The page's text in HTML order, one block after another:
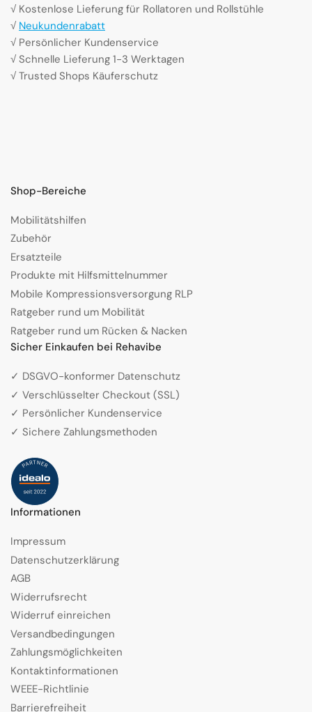
√ Kostenlose Lieferung für Rollatoren und Rollstühle
√ Neukundenrabatt
√ Persönlicher Kundenservice
√ Schnelle Lieferung 1-3 Werktagen
√ Trusted Shops Käuferschutz
Shop-Bereiche
Mobilitätshilfen
Zubehör
Ersatzteile
Produkte mit Hilfsmittelnummer
Mobile Kompressionsversorgung RLP
Ratgeber rund um Mobilität
Ratgeber rund um Rücken & Nacken
Sicher Einkaufen bei Rehavibe
✓ DSGVO-konformer Datenschutz
✓ Verschlüsselter Checkout (SSL)
✓ Persönlicher Kundenservice
✓ Sichere Zahlungsmethoden
Informationen
Impressum
Datenschutzerklärung
AGB
Widerrufsrecht
Widerruf einreichen
Versandbedingungen
Zahlungsmöglichkeiten
Kontaktinformationen
WEEE-Richtlinie
Barrierefreiheit